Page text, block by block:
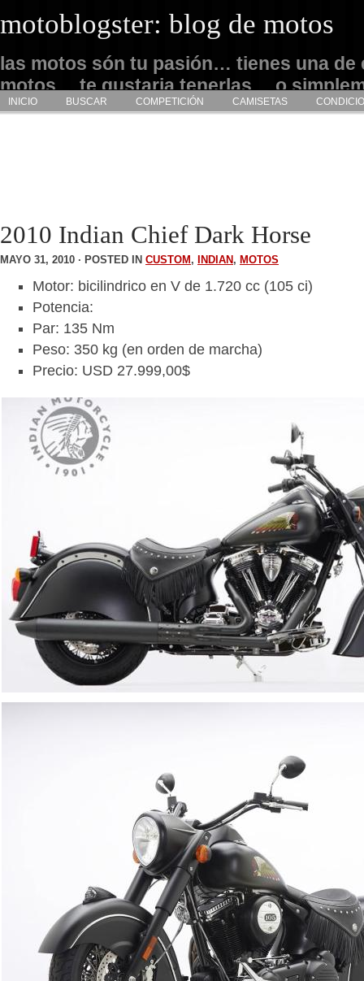
motoblogster: blog de motos
las motos són tu pasión… tienes una de
motos… te gustaria tenerlas… o
admirarlas… este es tu sitio
INICIO BUSCAR COMPETICIÓN CAMISETAS
2010 Indian Chief Dark Horse
MAYO 31, 2010 · POSTED IN CUSTOM , INDIAN , MOTOS
Motor: bicilindrico en V de 1.720 cc (105 ci)
Potencia:
Par: 135 Nm
Peso: 350 kg (en orden de marcha)
Precio: USD 27.999,00$